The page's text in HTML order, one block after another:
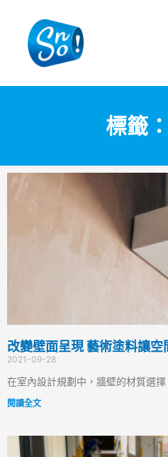
標籤
改變壁面呈現 藝術塗料讓空
2021-09-28
在室內設計規劃中，牆壁的材質選
閱讀全文